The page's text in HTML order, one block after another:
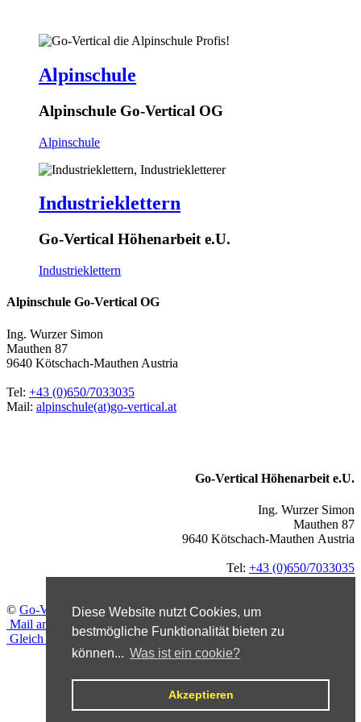
Diese Website nutzt Cookies, um
bestmögliche Funktionalität bieten zu
können... Was ist ein cookie?
Akzeptieren
Alpinschule
Alpinschule Go-Vertical OG
Alpinschule
Industrieklettern
Go-Vertical Höhenarbeit e.U.
Industrieklettern
Alpinschule Go-Vertical OG
Ing. Wurzer Simon
Mauthen 87
9640 Kötschach-Mauthen Austria
Tel: +43 (0)650/7033035
Mail: alpinschule(at)go-vertical.at
Go-Vertical Höhenarbeit e.U.
Ing. Wurzer Simon
Mauthen 87
9640 Kötschach-Mauthen Austria
Tel: +43 (0)650/7033035
© Go-Vertical2026
Mail an uns!
Gleich anrufen!